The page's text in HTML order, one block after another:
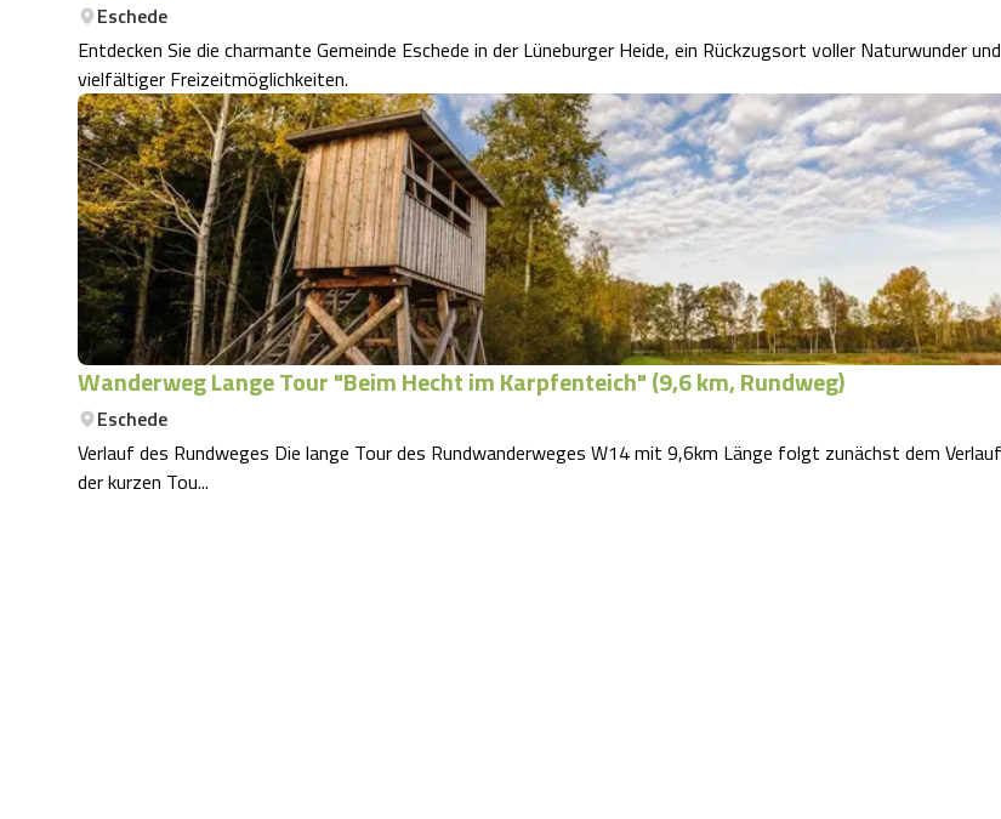
Eschede
Entdecken Sie die charmante Gemeinde Eschede in der Lüneburger Heide, ein Rückzugsort voller Naturwunder und
vielfältiger Freizeitmöglichkeiten.
Wanderweg Lange Tour "Beim Hecht im Karpfenteich" (9,6 km, Rundweg)
Eschede
Verlauf des Rundweges Die lange Tour des Rundwanderweges W14 mit 9,6km Länge folgt zunächst dem Verlauf
der kurzen Tou...